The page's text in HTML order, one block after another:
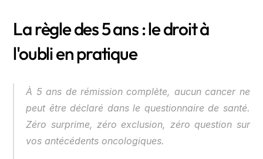
La règle des 5 ans : le droit à
l'oubli en pratique
À 5 ans de rémission complète, aucun cancer ne
peut être déclaré dans le questionnaire de santé.
Zéro surprime, zéro exclusion, zéro question sur
vos antécédents oncologiques.